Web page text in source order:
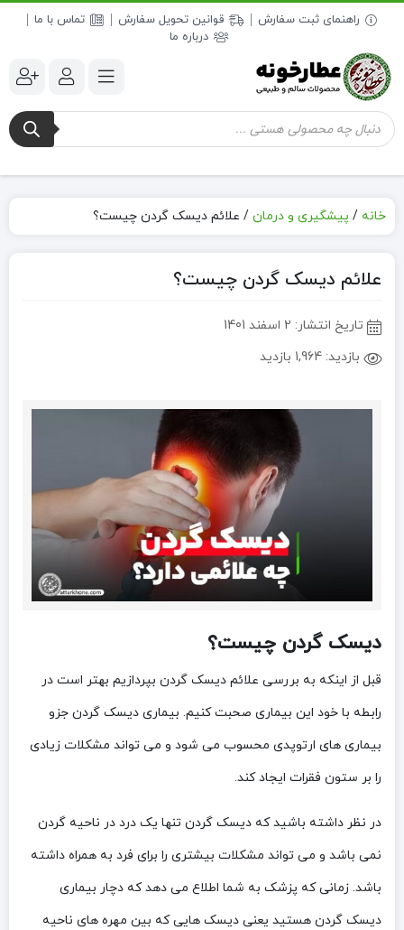
راهنمای ثبت سفارش قوانین تحویل سفارش
تماس با ما
درباره ما
جستجوی
محصولات
خانه / پیشگیری و درمان / علائم دیسک گردن چیست؟
علائم دیسک گردن چیست؟
تاریخ انتشار: 2 اسفند 1401
بازدید: 1,964 بازدید
دیسک گردن چیست؟
قبل از اینکه به بررسی علائم دیسک گردن بپردازیم بهتر است در
رابطه با خود این بیماری صحبت کنیم. بیماری دیسک گردن جزو
بیماری‌ های ارتوپدی محسوب می‌ شود و می‌ تواند مشکلات زیادی
را بر ستون فقرات ایجاد کند.
در نظر داشته باشید که دیسک گردن تنها یک درد در ناحیه گردن
نمی‌ باشد و می‌ تواند مشکلات بیشتری را برای فرد به همراه داشته
باشد. زمانی که پزشک به شما اطلاع می‌ دهد که دچار بیماری
دیسک گردن هستید یعنی دیسک‌ هایی که بین مهره‌ های ناحیه